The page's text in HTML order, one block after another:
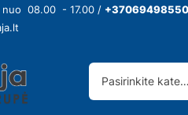
nuo 08.00 - 17.00 / +37069498550
Pasirinkite kategoriją